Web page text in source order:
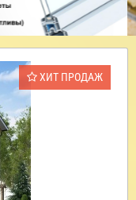
ХИТ ПРОДАЖ